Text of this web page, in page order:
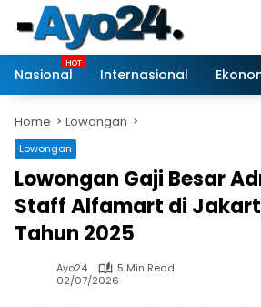
content
Nasional
Internasional
Home Lowongan
Lowongan
Lowongan Gaji Besar
Staff Alfamart di
Tahun 2025
Ayo24
5 Min Read
02/07/2026